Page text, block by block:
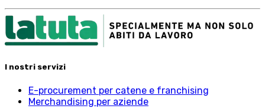
I nostri servizi
E-procurement per catene e franchising
Merchandising per aziende